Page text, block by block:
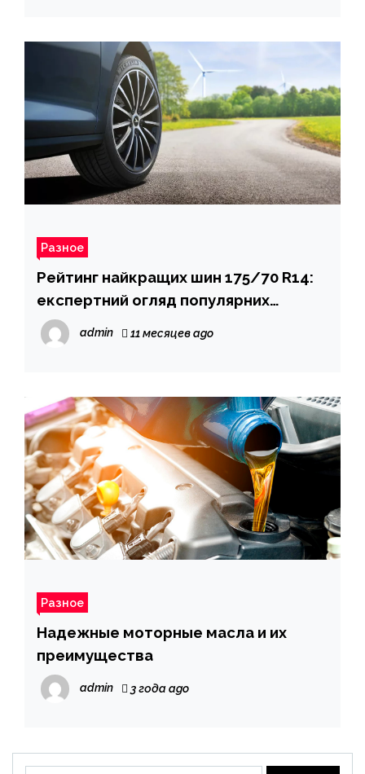
Разное
Рейтинг найкращих шин 175/70 R14:
експертний огляд популярних
моделей
admin 11 месяцев ago
Разное
Надежные моторные масла и их
преимущества
admin 3 года ago